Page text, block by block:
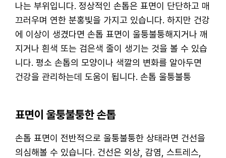
나는 부위입니다. 정상적인 손톱은 표면이 단단하고 매
끄러우며 연한 분홍빛을 가지고 있습니다. 하지만 건강
에 이상이 생겼다면 손톱 표면이 울퉁불퉁해지거나 깨
지거나 흰색 또는 검은색 줄이 생기는 것을 볼 수 있습
니다. 평소 손톱의 모양이나 색깔의 변화를 알아두면
건강을 관리하는데 도움이 됩니다. 손톱 울퉁불퉁
표면이 울퉁불퉁한 손톱
손톱 표면이 전반적으로 울퉁불퉁한 상태라면 건선을
의심해볼 수 있습니다. 건선은 외상, 감염, 스트레스,